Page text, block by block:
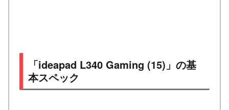
「ideapad L340 Gaming (15)」の基
本スペック